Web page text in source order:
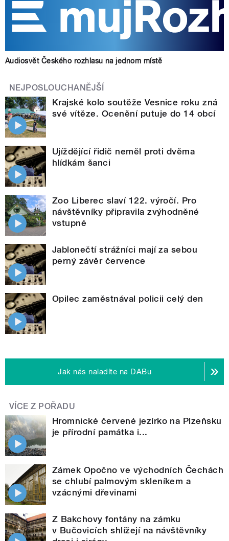
Audiosvět Českého rozhlasu na jednom místě
NEJPOSLOUCHANĚJŠÍ
Krajské kolo soutěže Vesnice roku zná
své vítěze. Ocenění putuje do 14 obcí
Ujíždějící řidič neměl proti dvěma
hlídkám šanci
Zoo Liberec slaví 122. výročí. Pro
návštěvníky připravila zvýhodněné
vstupné
Jablonečtí strážníci mají za sebou
perný závěr července
Opilec zaměstnával policii celý den
Jak nás naladíte na DABu
VÍCE Z POŘADU
Hromnické červené jezírko na Plzeňsku
je přírodní památka i...
Zámek Opočno ve východních Čechách
se chlubí palmovým skleníkem a
vzácnými dřevinami
Z Bakchovy fontány na zámku
v Bučovicích shlížejí na návštěvníky